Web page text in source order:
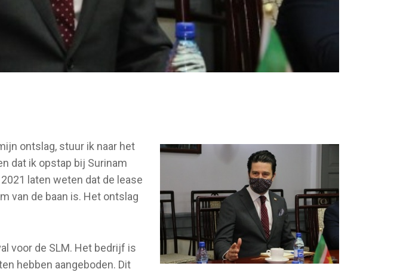
ontslag, stuur ik naar het
dat ik opstap bij Surinam
laten weten dat de lease
van de baan is. Het ontslag
voor de SLM. Het bedrijf is
hebben aangeboden. Dit